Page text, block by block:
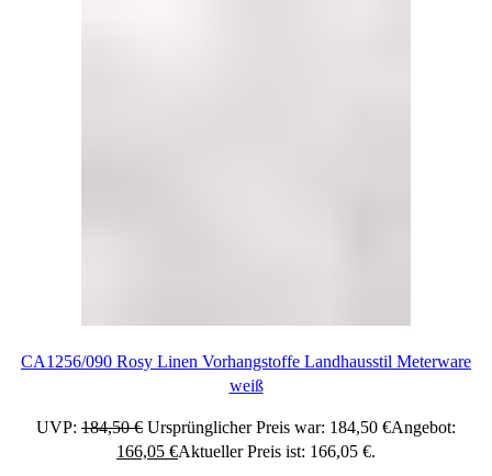
CA1256/090 Rosy Linen Vorhangstoffe Landhausstil Meterware
weiß
UVP: 184,50€ Ursprünglicher Preis war: 184,50 €Angebot:
166,05 €Aktueller Preis ist: 166,05 €.